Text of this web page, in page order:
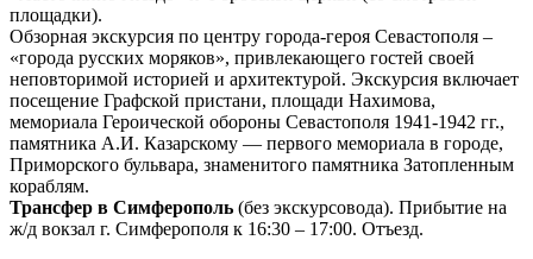
площадки).
Обзорная экскурсия по центру города-героя Севастополя –
«города русских моряков», привлекающего гостей своей
неповторимой историей и архитектурой. Экскурсия включает
посещение Графской пристани, площади Нахимова,
мемориала Героической обороны Севастополя 1941-1942 гг.,
памятника А.И. Казарскому — первого мемориала в городе,
Приморского бульвара, знаменитого памятника Затопленным
кораблям.
Трансфер в Симферополь (без экскурсовода). Прибытие на
ж/д вокзал г. Симферополя к 16:30 – 17:00. Отъезд.